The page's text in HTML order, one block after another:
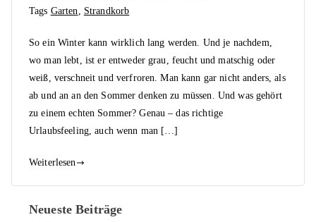
Tags Garten, Strandkorb
So ein Winter kann wirklich lang werden. Und je nachdem,
wo man lebt, ist er entweder grau, feucht und matschig oder
weiß, verschneit und verfroren. Man kann gar nicht anders, als
ab und an an den Sommer denken zu müssen. Und was gehört
zu einem echten Sommer? Genau – das richtige
Urlaubsfeeling, auch wenn man […]
Weiterlesen
Neueste Beiträge